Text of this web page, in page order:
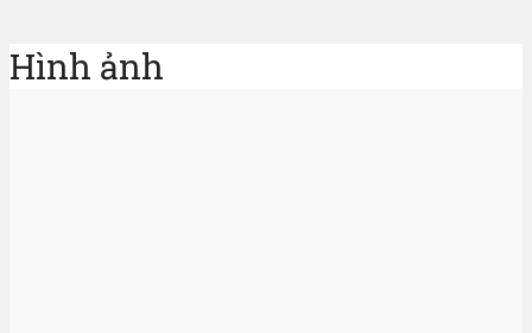
Hình ảnh